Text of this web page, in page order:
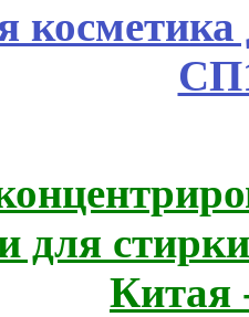
косметика
для
Китая